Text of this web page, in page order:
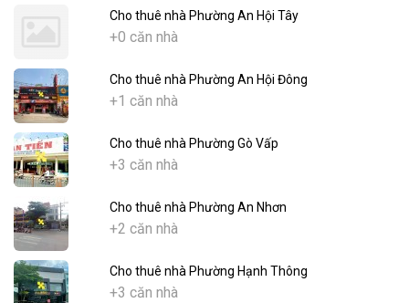
Cho thuê nhà Phường An Hội Tây
+0 căn nhà
Cho thuê nhà Phường An Hội Đông
+1 căn nhà
Cho thuê nhà Phường Gò Vấp
+3 căn nhà
Cho thuê nhà Phường An Nhơn
+2 căn nhà
Cho thuê nhà Phường Hạnh Thông
+3 căn nhà